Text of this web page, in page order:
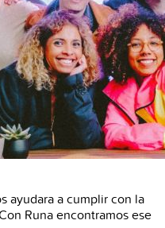
ayudara a cumplir con la
Runa encontramos ese